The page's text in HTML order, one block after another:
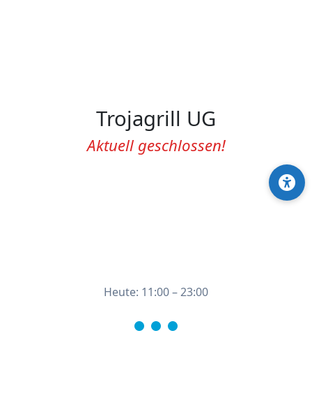
Trojagrill UG
Aktuell geschlossen!
Heute: 11:00 – 23:00